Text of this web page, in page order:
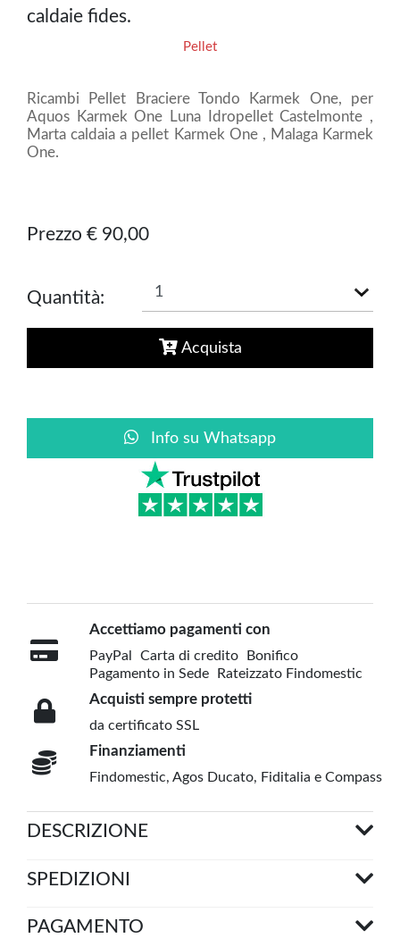
caldaie fides.
Pellet
Ricambi Pellet Braciere Tondo Karmek One, per
Aquos Karmek One Luna Idropellet Castelmonte ,
Marta caldaia a pellet Karmek One , Malaga Karmek
One.
Prezzo € 90,00
Quantità:
Acquista
Info su Whatsapp
Accettiamo pagamenti con
PayPal Carta di credito
Bonifico
Pagamento in Sede
Rateizzato Findomestic
Acquisti sempre protetti
da certificato SSL
Finanziamenti
Findomestic, Agos Ducato, Fiditalia e Compass
DESCRIZIONE
SPEDIZIONI
PAGAMENTO